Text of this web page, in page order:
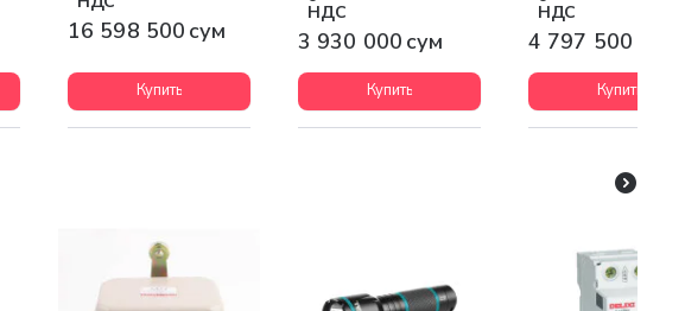
16 598 500 сум
Купить
НДС
3 930 000 сум
Купить
НДС
4 797 500 сум
Купить